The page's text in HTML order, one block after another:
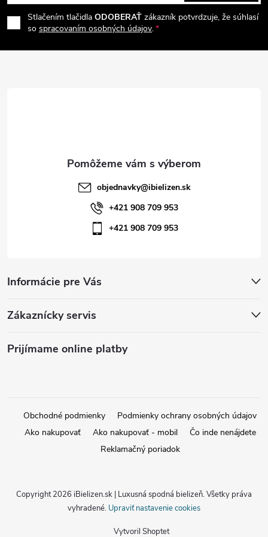
r
v
e
p
Stlačením tlačidla ODOBERAŤ zákazník potvrdzuje, že súhlasí
so spracovaním osobných údajov.
Informácie pre Vás
Zákaznícky servis
Prijímame online platby
objednavky@ibielizen.sk
+421 908 709 953
+421 908 709 953
Obchodné podmienky
Podmienky ochrany osobných údajov
Ako nakupovať
Ako nakupovať - mobil
Čo inde nenájdete
Reklamačný poriadok
Vytvoril Shoptet
Copyright 2026 iBielizen.sk | Luxusná spodná bielizeň. Všetky práva
vyhradené. Upraviť nastavenie cookies